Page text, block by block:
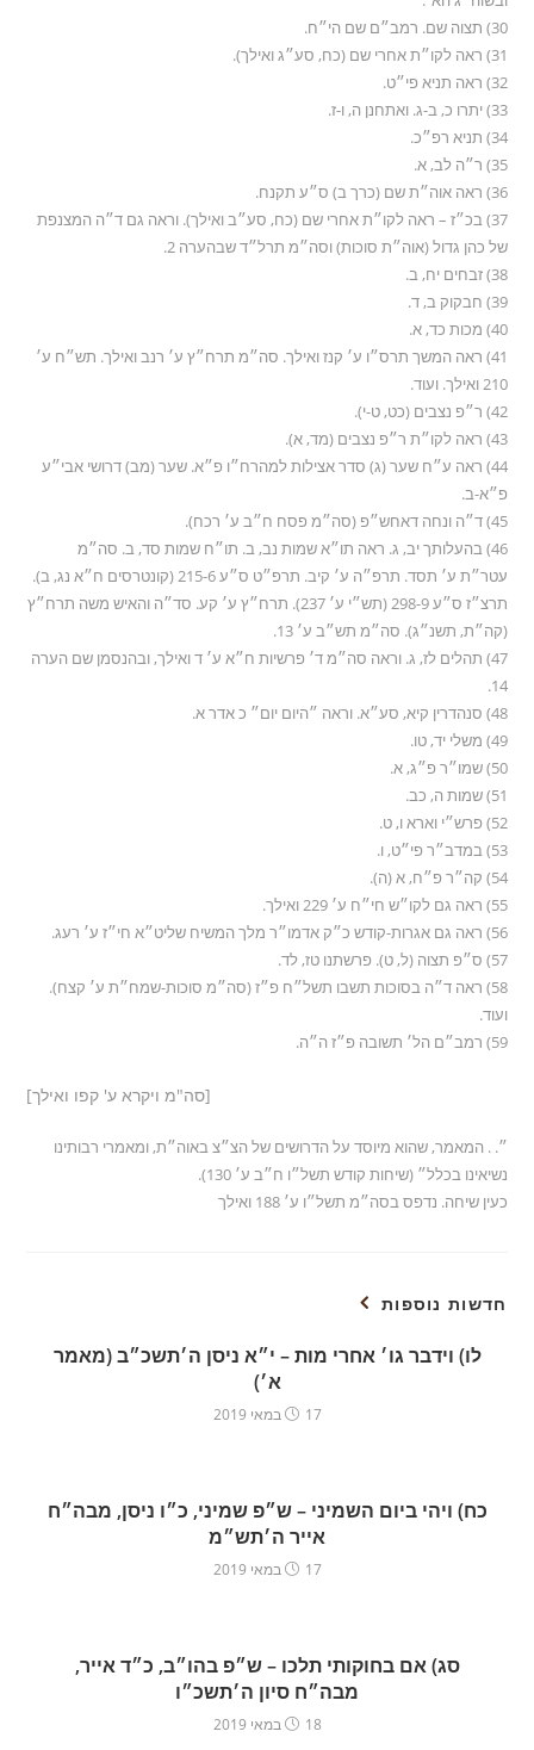
30) תצוה שם. רמב״ם שם הי״ח.
31) ראה לקו״ת אחרי שם (כח, סע״ג ואילך).
32) ראה תניא פי״ט.
33) יתרו כ, ב-ג. ואתחנן ה, ו-ז.
34) תניא רפ״כ.
35) ר״ה לב, א.
36) ראה אוה״ת שם (כרך ב) ס״ע תקנח.
37) בכ״ז – ראה לקו״ת אחרי שם (כח, סע״ב ואילך). וראה גם ד״ה המצנפת
של כהן גדול (אוה״ת סוכות) וסה״מ תרל״ד שבהערה 2.
38) זבחים יח, ב.
39) חבקוק ב, ד.
40) מכות כד, א.
41) ראה המשך תרס״ו ע׳ קנז ואילך. סה״מ תרח״ץ ע׳ רנב ואילך. תש״ח ע׳
210 ואילך. ועוד.
42) ר״פ נצבים (כט, ט-י).
43) ראה לקו״ת ר״פ נצבים (מד, א).
44) ראה ע״ח שער (ג) סדר אצילות למהרח״ו פ״א. שער (מב) דרושי אבי״ע
פ״א-ב.
45) ד״ה ונחה דאחש״פ (סה״מ פסח ח״ב ע׳ רכח).
46) בהעלותך יב, ג. ראה תו״א שמות נב, ב. תו״ח שמות סד, ב. סה״מ
עטר״ת ע׳ תסד. תרפ״ה ע׳ קיב. תרפ״ט ס״ע 215-6 (קונטרסים ח״א נג, ב).
תרצ״ז ס״ע 298-9 (תש״י ע׳ 237). תרח״ץ ע׳ קע. סד״ה והאיש משה תרח״ץ
(קה״ת, תשנ״ג). סה״מ תש״ב ע׳ 13.
47) תהלים לז, ג. וראה סה״מ ד׳ פרשיות ח״א ע׳ ד ואילך, ובהנסמן שם הערה
14.
48) סנהדרין קיא, סע״א. וראה ״היום יום״ כ אדר א.
49) משלי יד, טו.
50) שמו״ר פ״ג, א.
51) שמות ה, כב.
52) פרש״י וארא ו, ט.
53) במדב״ר פי״ט, ו.
54) קה״ר פ״ח, א (ה).
55) ראה גם לקו״ש חי״ח ע׳ 229 ואילך.
56) ראה גם אגרות-קודש כ״ק אדמו״ר מלך המשיח שליט״א חי״ז ע׳ רעג.
57) ס״פ תצוה (ל, ט). פרשתנו טז, לד.
58) ראה ד״ה בסוכות תשבו תשל״ח פ״ז (סה״מ סוכות-שמח״ת ע׳ קצח).
ועוד.
59) רמב״ם הל׳ תשובה פ״ז ה״ה.
[סה"מ ויקרא ע' קפו ואילך]
״. . המאמר, שהוא מיוסד על הדרושים של הצ״צ באוה״ת, ומאמרי רבותינו
נשיאינו בכלל״ (שיחות קודש תשל״ו ח״ב ע׳ 130).
כעין שיחה. נדפס בסה״מ תשל״ו ע׳ 188 ואילך
חדשות נוספות
לו) וידבר גו׳ אחרי מות – י״א ניסן ה׳תשכ״ב (מאמר
א׳)
17 במאי 2019
כח) ויהי ביום השמיני – ש״פ שמיני, כ״ו ניסן, מבה״ח
אייר ה׳תש״מ
17 במאי 2019
סג) אם בחוקותי תלכו – ש״פ בהו״ב, כ״ד אייר,
מבה״ח סיון ה׳תשכ״ו
18 במאי 2019